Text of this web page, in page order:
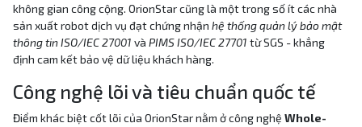
không gian công cộng. OrionStar cũng là một trong số ít các nhà
sản xuất robot dịch vụ đạt chứng nhậnhệ thống quản lý bảo mật
thông tin ISO/IEC 27001 vàPIMS ISO/IEC 27701 từ SGS - khẳng
định cam kết bảo vệ dữ liệu khách hàng.
Công nghệ lõi và tiêu chuẩn quốc tế
Điểm khác biệt cốt lõi của OrionStar nằm ở công nghệWhole-